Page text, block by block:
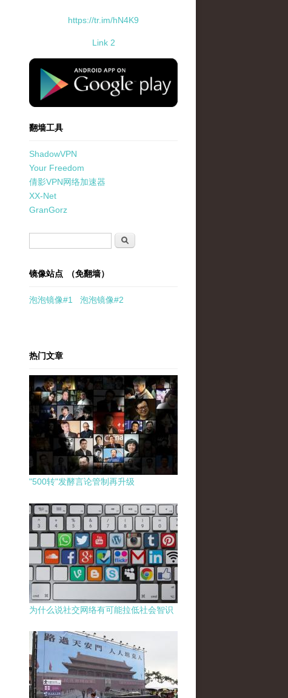
https://tr.im/hN4K9
Link 2
standard-icon-googleplay-app-store.png
翻墙工具
ShadowVPN
Your Freedom
倩影VPN网络加速器
XX-Net
GranGorz
搜索
镜像站点 （免翻墙）
泡泡镜像#1 泡泡镜像#2
热门文章
"500转"发酵言论管制再升级
为什么说社交网络有可能拉低社会智识